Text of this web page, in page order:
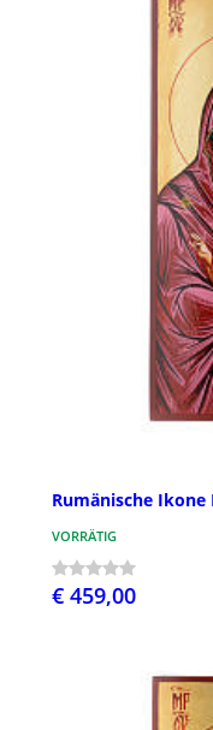
Rumänische Ikone
VORRÄTIG
€ 459,00